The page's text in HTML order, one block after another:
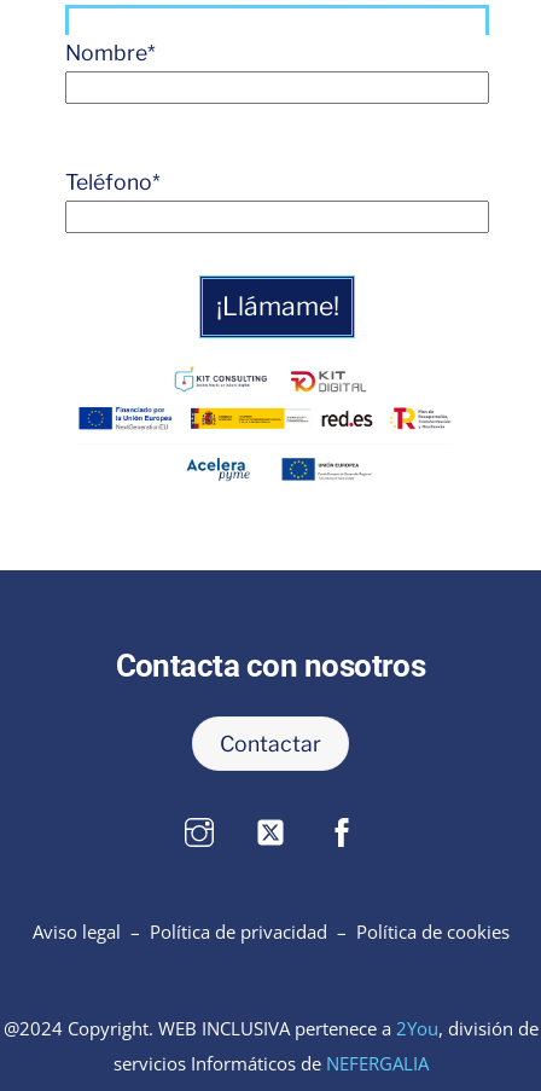
Nombre*
Teléfono*
Contacta con nosotros
Contactar
Aviso legal – Política de privacidad – Política de cookies
@2024 Copyright. WEB INCLUSIVA pertenece a 2You, división de
servicios Informáticos de NEFERGALIA